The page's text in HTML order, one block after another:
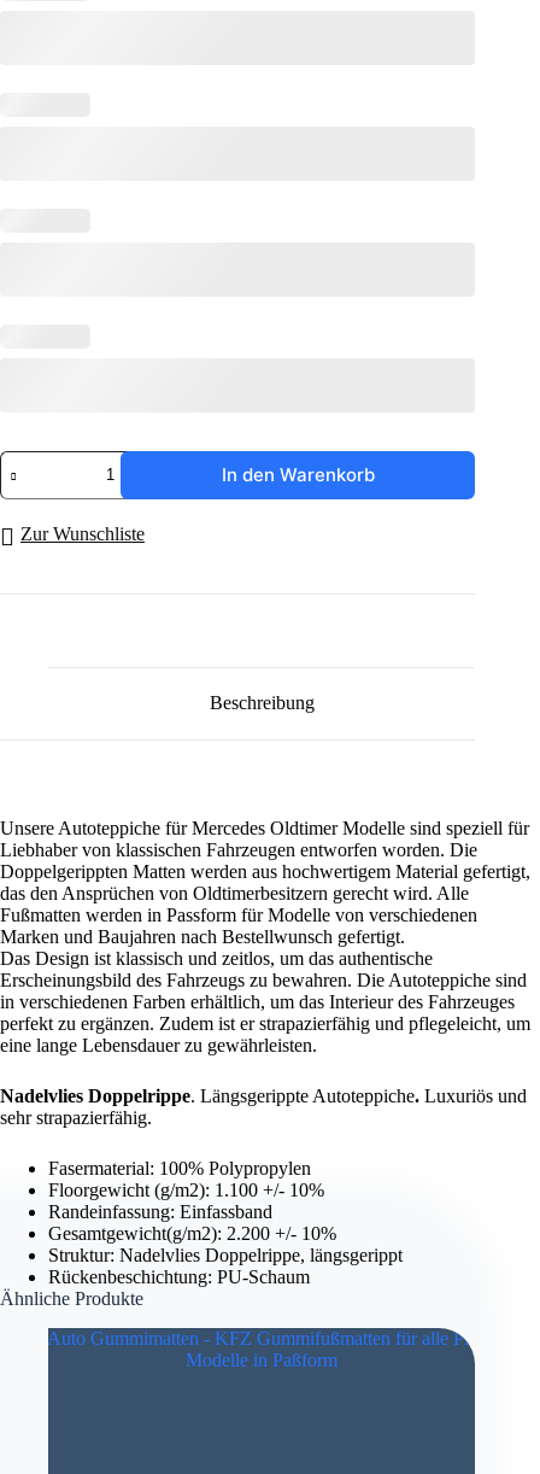
Autoteppiche,
Fußmatten
für
Oldtimer
In den Warenkorb
Zur Wunschliste
Beschreibung
Unsere Autoteppiche für Mercedes Oldtimer Modelle sind speziell für
Liebhaber von klassischen Fahrzeugen entworfen worden. Die
Doppelgerippten Matten werden aus hochwertigem Material gefertigt,
das den Ansprüchen von Oldtimerbesitzern gerecht wird. Alle
Fußmatten werden in Passform für Modelle von verschiedenen
Marken und Baujahren nach Bestellwunsch gefertigt.
Das Design ist klassisch und zeitlos, um das authentische
Erscheinungsbild des Fahrzeugs zu bewahren. Die Autoteppiche sind
in verschiedenen Farben erhältlich, um das Interieur des Fahrzeuges
perfekt zu ergänzen. Zudem ist er strapazierfähig und pflegeleicht, um
eine lange Lebensdauer zu gewährleisten.
Nadelvlies Doppelrippe. Längsgerippte Autoteppiche. Luxuriös und
sehr strapazierfähig.
Fasermaterial: 100% Polypropylen
Floorgewicht (g/m2): 1.100 +/- 10%
Randeinfassung: Einfassband
Gesamtgewicht(g/m2): 2.200 +/- 10%
Struktur: Nadelvlies Doppelrippe, längsgerippt
Rückenbeschichtung: PU-Schaum
Ähnliche Produkte